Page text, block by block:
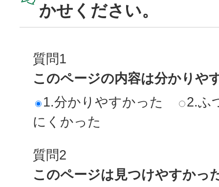
かせください。
質問1
このページの内容は分かりや
1.分かりやすかった
2.ふ
にくかった
質問2
このページは見つけやすかっ